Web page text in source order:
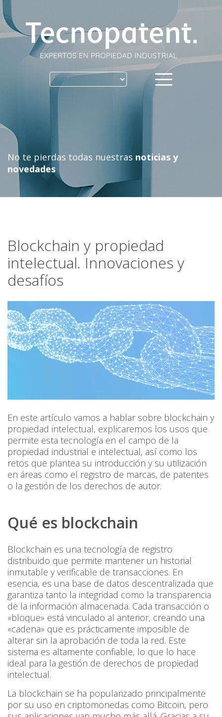
Skip
to
content
No te pierdas todas nuestras noticias y
novedades
Blockchain y propiedad
intelectual. Innovaciones y
desafíos
En este artículo vamos a hablar sobre blockchain y
propiedad intelectual, explicaremos los usos que
permite esta tecnología en el campo de la
propiedad industrial e intelectual, así como los
retos que plantea su introducción y su utilización
en áreas como el registro de marcas, de patentes
o la gestión de los derechos de autor.
Qué es blockchain
Blockchain es una tecnología de registro
distribuido que permite mantener un historial
inmutable y verificable de transacciones. En
esencia, es una base de datos descentralizada que
garantiza tanto la integridad como la transparencia
de la información almacenada. Cada transacción o
«bloque» está vinculado al anterior, creando una
«cadena» que es prácticamente imposible de
alterar sin la aprobación de toda la red. Este
sistema es altamente confiable, lo que lo hace
ideal para la gestión de derechos de propiedad
intelectual.
La blockchain se ha popularizado principalmente
por su uso en criptomonedas como Bitcoin, pero